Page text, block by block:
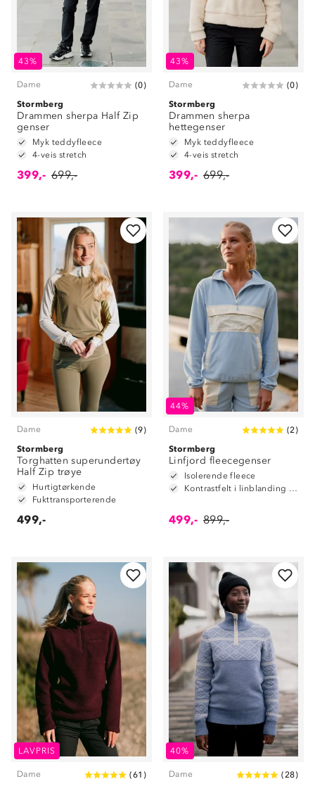
43%
Dame (0)
Stormberg
Drammen sherpa Half Zip
genser
Myk teddyfleece
4-veis stretch
399,- 699,-
43%
Dame (0)
Stormberg
Drammen sherpa
hettegenser
Myk teddyfleece
4-veis stretch
399,- 699,-
Dame (9)
Stormberg
Torghatten superundertøy
Half Zip trøye
Hurtigtørkende
Fukttransporterende
499,-
44%
Dame (2)
Stormberg
Linfjord fleecegenser
Isolerende fleece
Kontrastfelt i linblanding på albuene
499,- 899,-
LAVPRIS
Dame (61 )
40%
Dame (28)